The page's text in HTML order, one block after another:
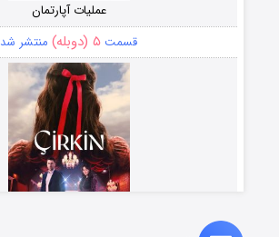
عملیات آپارتمان
قسمت ۵ (دوبله) منتشر شد